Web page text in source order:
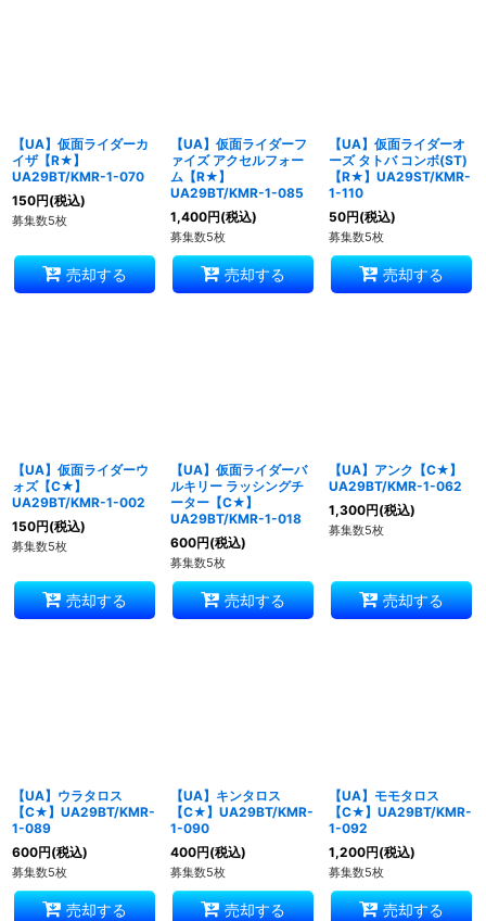
【UA】仮面ライダーカ
イザ【R★】
UA29BT/KMR-1-070
150円(税込)
募集数5枚
売却する
【UA】仮面ライダーフ
ァイズ アクセルフォー
ム【R★】
UA29BT/KMR-1-085
1,400円(税込)
募集数5枚
売却する
【UA】仮面ライダーオ
ーズ タトバ コンボ(ST)
【R★】UA29ST/KMR-
1-110
50円(税込)
募集数5枚
売却する
【UA】仮面ライダーウ
ォズ【C★】
UA29BT/KMR-1-002
150円(税込)
募集数5枚
売却する
【UA】仮面ライダーバ
ルキリー ラッシングチ
ーター【C★】
UA29BT/KMR-1-018
600円(税込)
募集数5枚
売却する
【UA】アンク【C★】
UA29BT/KMR-1-062
1,300円(税込)
募集数5枚
売却する
【UA】ウラタロス
【C★】UA29BT/KMR-
1-089
600円(税込)
募集数5枚
売却する
【UA】キンタロス
【C★】UA29BT/KMR-
1-090
400円(税込)
募集数5枚
売却する
【UA】モモタロス
【C★】UA29BT/KMR-
1-092
1,200円(税込)
募集数5枚
売却する